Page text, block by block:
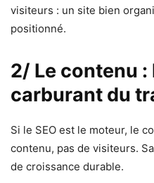
visiteurs : un site bien
positionné.
2/ Le contenu
carburant du
Si le SEO est le moteur, le
contenu, pas de visiteurs.
de croissance durable.